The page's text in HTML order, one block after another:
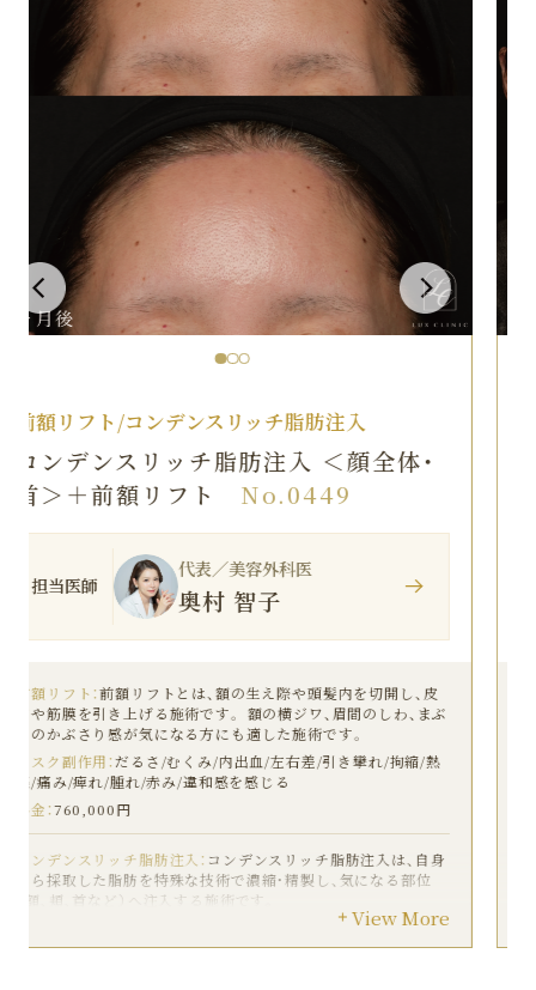
前額リフト/コンデンスリッチ脂肪注入
コンデンスリッチ脂肪注入 ＜顔全体・
首＞＋前額リフトNo.0448
担当医師
代表／美容外科医
奥村 智子
前額リフト：前額リフトとは、額の生え際や頭髪内を切開し、皮
膚や筋膜を引き上げる施術です。 額の横ジワ、眉間のしわ、まぶ
たのかぶさり感が気になる方にも適した施術です。
リスク副作用：だるさ/むくみ/内出血/左右差/引き攣れ/拘縮/熱
感/痛み/痺れ/腫れ/赤み/違和感を感じる
料金：760,000円
コンデンスリッチ脂肪注入：コンデンスリッチ脂肪注入は、自身
から採取した脂肪を特殊な技術で濃縮・精製し、気になる部位
（額、頬、首など）へ注入する施術です。
だるさ/むくみ/内出血/左右差/引き攣れ/拘縮/熱
感/痛み/腫れ/違和感を感じる/しこり
View More